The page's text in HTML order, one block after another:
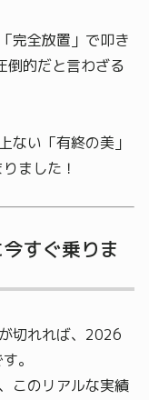
完全放置」で叩き
倒的だと言わざる
ない「有終の美」
ました！
すぐ乗りま
切れれば、2026
。
このリアルな実績